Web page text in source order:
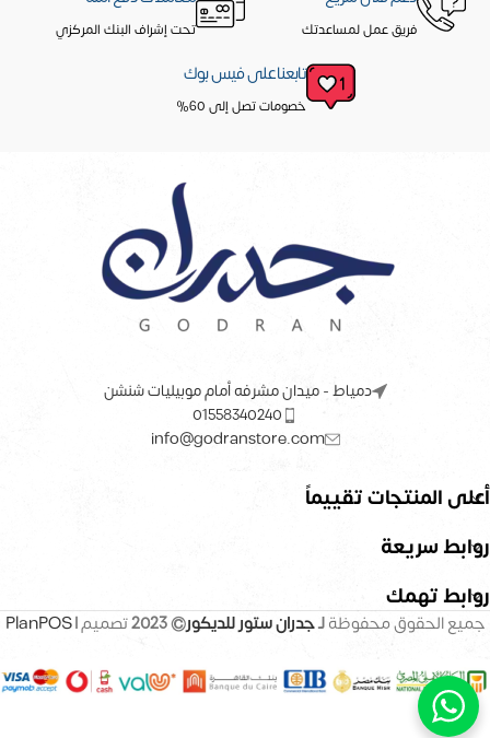
فريق عمل لمساعدتك تحت إشراف البنك المركزي
تابعنا على فيس بوك
خصومات تصل إلى 60%
دمياط - ميدان مشرفه أمام موبيليات شنشن
01558340240
info@godranstore.com
أعلى المنتجات تقييماً
روابط سريعة
روابط تهمك
جميع الحقوق محفوظةلـجدران ستور للديكور© 2023 تصميم |PlanPOS